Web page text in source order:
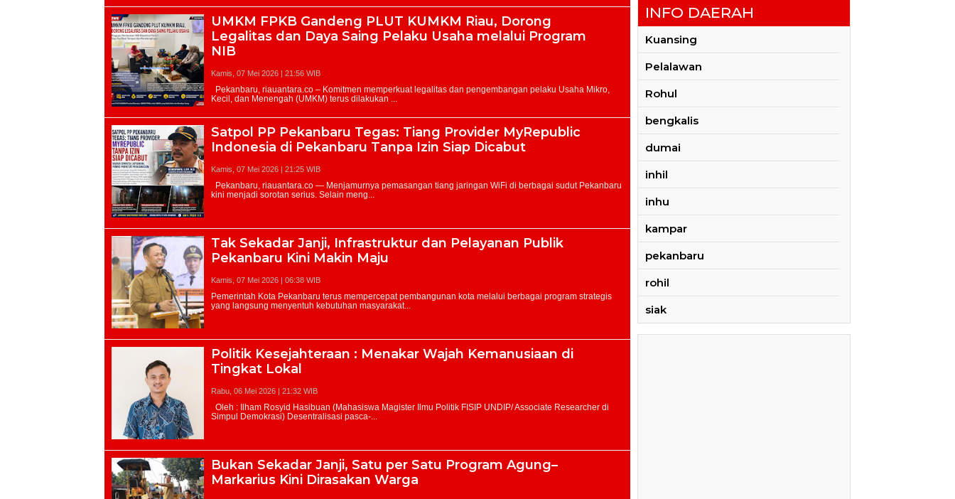
UMKM FPKB Gandeng PLUT KUMKM Riau, Dorong
Legalitas dan Daya Saing Pelaku Usaha melalui Program
NIB
Kamis, 07 Mei 2026 | 21:56 WIB
Satpol PP Pekanbaru Tegas: Tiang Provider MyRepublic
Indonesia di Pekanbaru Tanpa Izin Siap Dicabut
Kamis, 07 Mei 2026 | 21:25 WIB
Tak Sekadar Janji, Infrastruktur dan Pelayanan Publik
Pekanbaru Kini Makin Maju
Kamis, 07 Mei 2026 | 06:38 WIB
Politik Kesejahteraan : Menakar Wajah Kemanusiaan di
Tingkat Lokal
Rabu, 06 Mei 2026 | 21:32 WIB
Bukan Sekadar Janji, Satu per Satu Program Agung–
Markarius Kini Dirasakan Warga
INFO DAERAH
Kuansing
Pelalawan
Rohul
bengkalis
dumai
inhil
inhu
kampar
pekanbaru
rohil
siak